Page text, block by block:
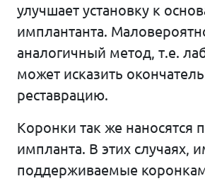
улучшает установку к
имплантанта.
аналогичный метод, т.е.
может исказить
реставрацию.
Коронки так же наносятся
импланта. В этих случаях,
поддерживаемые